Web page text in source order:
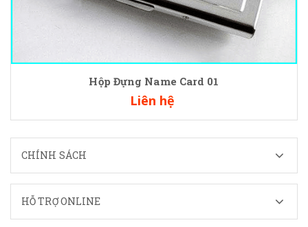
Hộp Đựng Name Card 01
Liên hệ
CHÍNH SÁCH
HỖ TRỢ ONLINE